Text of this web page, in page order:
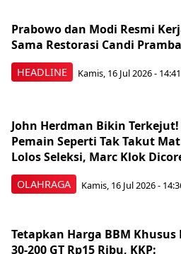
HEADLINE
Prabowo dan Modi Resmi
Sama Restorasi Candi
Kamis, 16 Jul 2026 - 14:41
OLAHRAGA
John Herdman Bikin Terkejut!
Pemain Seperti Tak Takut
Lolos Seleksi, Marc Klok
Kamis, 16 Jul 2026 -
Tetapkan Harga BBM Khusus
30-200 GT Rp15 Ribu, KKP: